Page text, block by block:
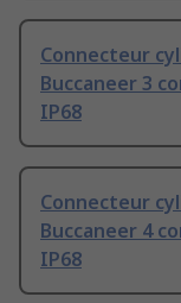
Connecteur
Buccaneer 3
IP68
Connecteur
Buccaneer 4
IP68